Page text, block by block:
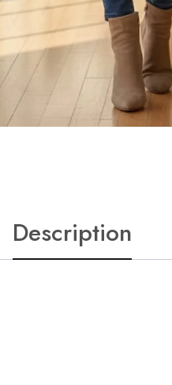
Description